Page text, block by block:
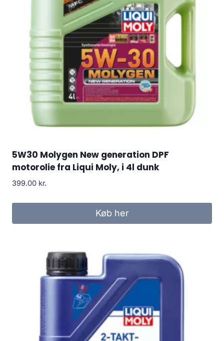
5W30 Molygen New generation DPF
motorolie fra Liqui Moly, i 4l dunk
399.00 kr.
Køb her